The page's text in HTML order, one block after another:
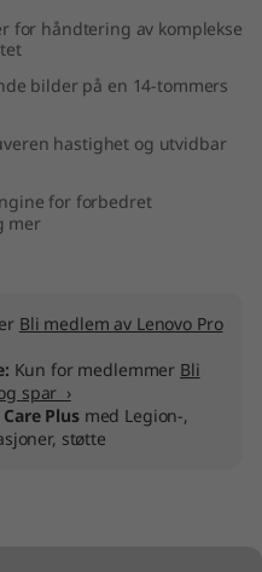
for håndtering av komplekse
bilder på en 14-tommers
hastighet og utvidbar
for forbedret
mer
Bli medlem av Lenovo Pro
Kun for medlemmer Bli
spar ›
Plusmed Legion-,
støtte